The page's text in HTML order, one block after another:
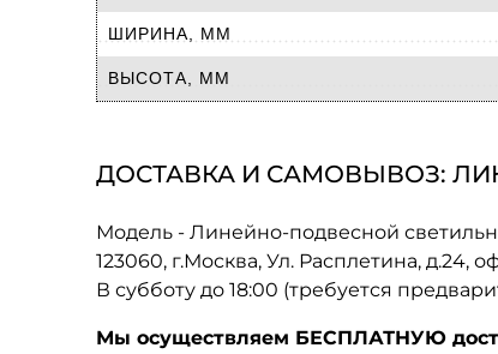
ШИРИНА, ММ
ВЫСОТА, ММ
ДОСТАВКА И САМОВЫВОЗ:
Модель - Линейно-подвесной
123060, г.Москва, Ул. Расплетина, д.24,
В субботу до 18:00 (требуется
Мы осуществляем БЕСПЛАТНУЮ